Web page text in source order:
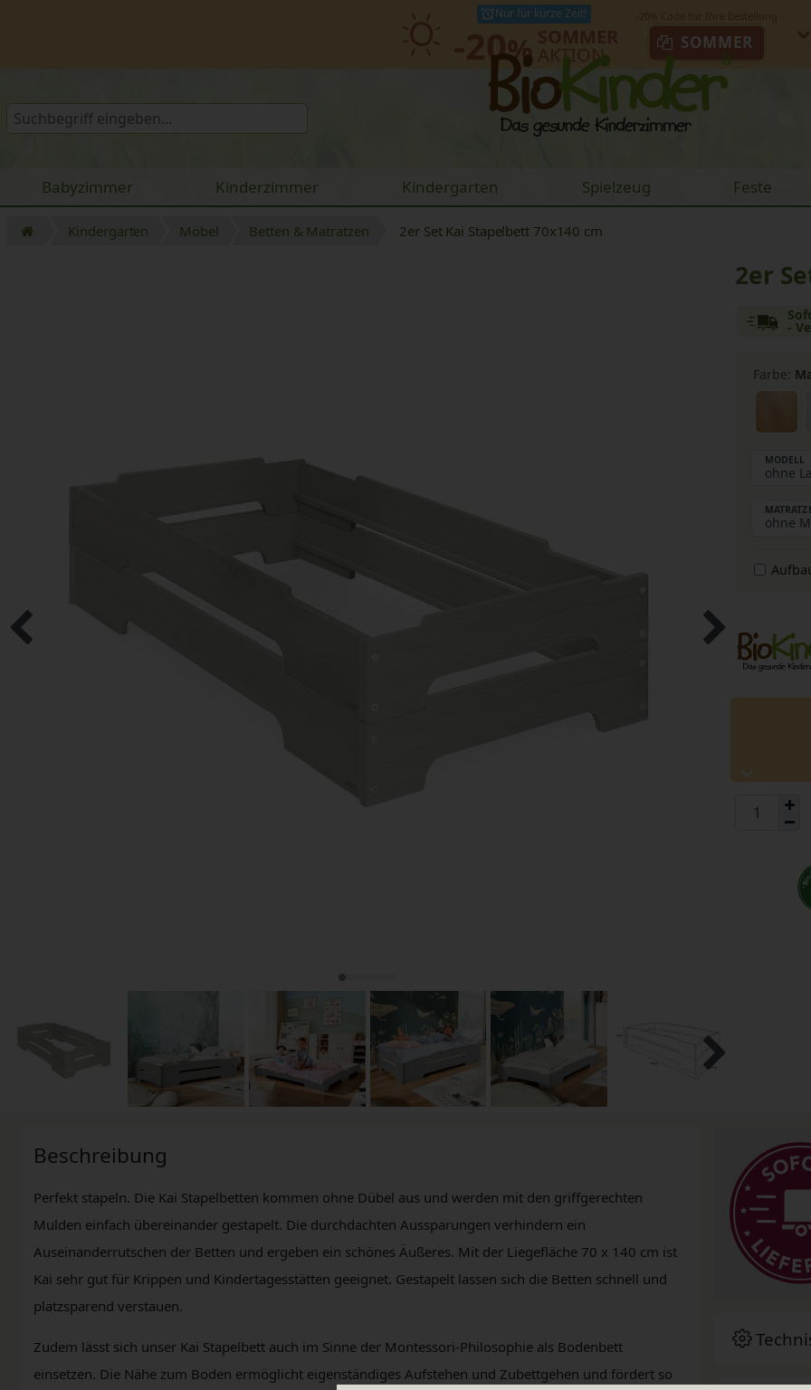
Nur für kurze Zeit!
-20% AKTION
SOMMER
Babyzimmer Kinderzimmer Kindergarten Spielzeug Feste
Kindergarten Möbel Betten & Matratzen 2er Set Kai Stapelbett 70x140 cm
2er
-
Farbe:
MODELL
Beschreibung
Perfekt stapeln. Die Kai Stapelbetten kommen ohne Dübel aus und werden mit den griffgerechten
Mulden einfach übereinander gestapelt. Die durchdachten Aussparungen verhindern ein
Auseinanderrutschen der Betten und ergeben ein schönes Äußeres. Mit der Liegefläche 70 x 140 cm ist
Kai sehr gut für Krippen und Kindertagesstätten geeignet. Gestapelt lassen sich die Betten schnell und
platzsparend verstauen.
Zudem lässt sich unser Kai Stapelbett auch im Sinne der Montessori-Philosophie als Bodenbett
einsetzen. Die Nähe zum Boden ermöglicht eigenständiges Aufstehen und Zubettgehen und fördert so